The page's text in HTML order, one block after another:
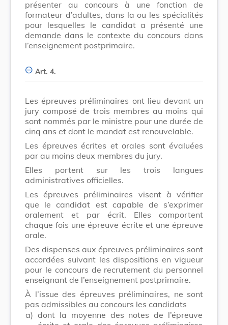
présenter au concours à une fonction de
formateur d’adultes, dans la ou les spécialités
pour lesquelles le candidat a présenté une
demande dans le contexte du concours dans
l’enseignement postprimaire.
Art. 4.
Les épreuves préliminaires ont lieu devant un
jury composé de trois membres au moins qui
sont nommés par le ministre pour une durée de
cinq ans et dont le mandat est renouvelable.
Les épreuves écrites et orales sont évaluées
par au moins deux membres du jury.
Elles portent sur les trois langues
administratives officielles.
Les épreuves préliminaires visent à vérifier
que le candidat est capable de s’exprimer
oralement et par écrit. Elles comportent
chaque fois une épreuve écrite et une épreuve
orale.
Des dispenses aux épreuves préliminaires sont
accordées suivant les dispositions en vigueur
pour le concours de recrutement du personnel
enseignant de l’enseignement postprimaire.
À l’issue des épreuves préliminaires, ne sont
pas admissibles au concours les candidats
a) dont la moyenne des notes de l’épreuve